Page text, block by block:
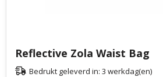
Reflective Zola Waist Bag
Bedrukt geleverd in: 3 werkdag(en)